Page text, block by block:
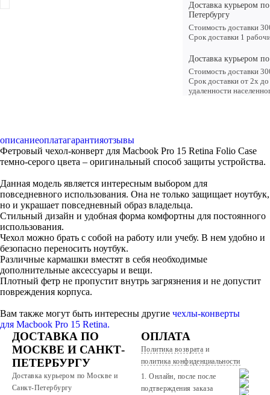
Доставка курьером
Петербургу
Стоимость доставки
Срок доставки 1
Доставка курьером
Стоимость доставки
Срок доставки от 2х
удаленности
описаниеоплатагарантияотзывы
Фетровый чехол-конверт для Macbook Pro 15 Retina Folio Case
темно-серого цвета – оригинальный способ защиты устройства.
Данная модель является интересным выбором для
повседневного использования. Она не только защищает ноутбук,
но и украшает повседневный образ владельца.
Стильный дизайн и удобная форма комфортны для постоянного
использования.
Чехол можно брать с собой на работу или учебу. В нем удобно и
безопасно переносить ноутбук.
Различные кармашки вместят в себя необходимые
дополнительные аксессуары и вещи.
Плотный фетр не пропустит внутрь загрязнения и не допустит
повреждения корпуса.
Вам также могут быть интересны другие чехлы-конверты
для Macbook Pro 15 Retina.
ДОСТАВКА ПО
МОСКВЕ И САНКТ-
ПЕТЕРБУРГУ
Доставка курьером по Москве и
Санкт-Петербургу
ОПЛАТА
Политика возврата и
политика конфиденциальности
1. Онлайн, после после
подтверждения заказа